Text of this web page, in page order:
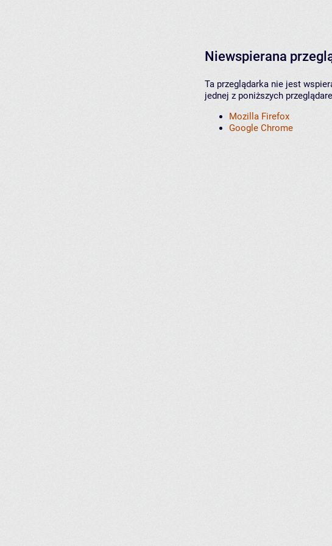
Niewspierana
Ta przeglądarka nie jest
jednej z poniższych
Mozilla Firefox
Google Chrome